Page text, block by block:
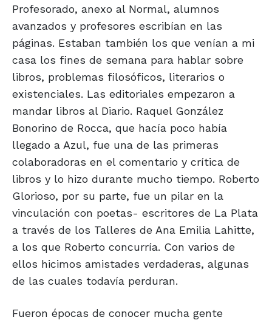
Profesorado, anexo al Normal, alumnos
avanzados y profesores escribían en las
páginas. Estaban también los que venían a mi
casa los fines de semana para hablar sobre
libros, problemas filosóficos, literarios o
existenciales. Las editoriales empezaron a
mandar libros al Diario. Raquel González
Bonorino de Rocca, que hacía poco había
llegado a Azul, fue una de las primeras
colaboradoras en el comentario y crítica de
libros y lo hizo durante mucho tiempo. Roberto
Glorioso, por su parte, fue un pilar en la
vinculación con poetas- escritores de La Plata
a través de los Talleres de Ana Emilia Lahitte,
a los que Roberto concurría. Con varios de
ellos hicimos amistades verdaderas, algunas
de las cuales todavía perduran.
Fueron épocas de conocer mucha gente